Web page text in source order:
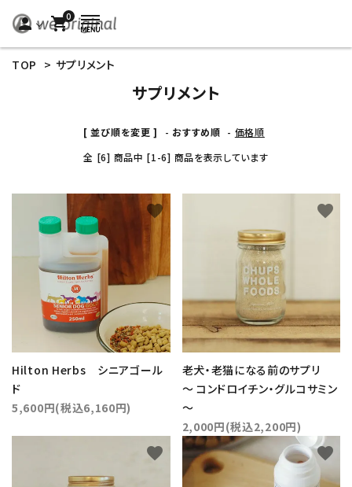
person 0
shopping_cart
TOP > サプリメント
サプリメント
[ 並び順を変更 ] - おすすめ順 - 価格順
全 [6] 商品中 [1-6] 商品を表示しています
Hilton Herbs シニアゴール
ド
5,600円(税込6,160円)
favorite
老犬・老猫になる前のサプリ
～ コンドロイチン・グルコサミン
～
2,000円(税込2,200円)
favorite
favorite favorite